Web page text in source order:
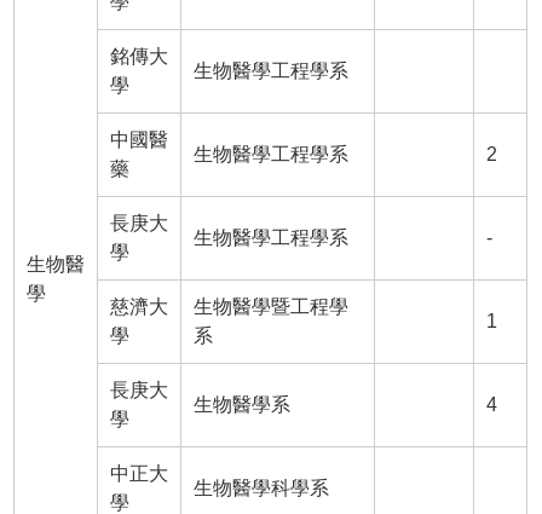
生物醫
學
銘傳大
學
生物醫學工程學系
中國醫
藥
生物醫學工程學系 2
長庚大
學
生物醫學工程學系 -
慈濟大
學
生物醫學暨工程學
系
1
長庚大
學
生物醫學系 4
中正大
學
生物醫學科學系